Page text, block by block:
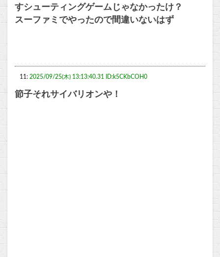
すシューティングゲームじゃなかったけ？
スーファミでやったので間違いないはず
11: 2025/09/25(木) 13:13:40.31 ID:k5CKbCOH0
節子それサイバリオンや！